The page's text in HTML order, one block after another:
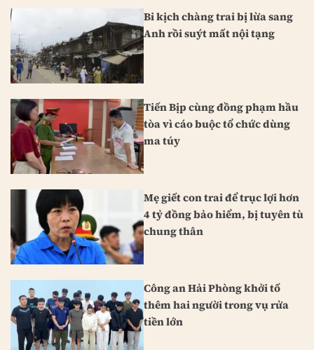
Bi kịch chàng trai bị lừa sang
Anh rồi suýt mất nội tạng
Tiến Bịp cùng đồng phạm hầu
tòa vì cáo buộc tổ chức dùng
ma túy
Mẹ giết con trai để trục lợi hơn
4 tỷ đồng bảo hiểm, bị tuyên tù
chung thân
Công an Hải Phòng khởi tố
thêm hai người trong vụ rửa
tiền lớn